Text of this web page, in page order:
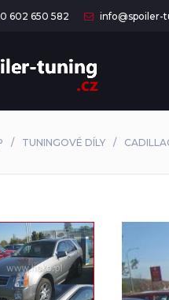
602 650 582 info@spoiler-
TUNINGOVÉ DÍLY